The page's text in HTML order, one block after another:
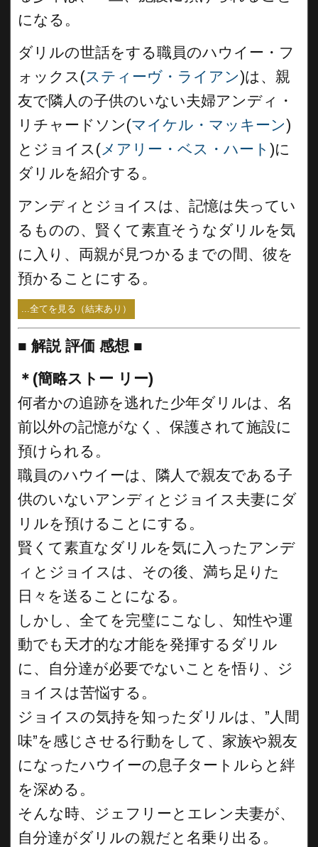
になる。
ダリルの世話をする職員のハウイー・フ
ォックス(スティーヴ・ライアン)は、親
友で隣人の子供のいない夫婦アンディ・
リチャードソン(マイケル・マッキーン)
とジョイス( メアリー・ベス・ハート )に
ダリルを紹介する。
アンディとジョイスは、記憶は失ってい
るものの、賢くて素直そうなダリルを気
に入り、両親が見つかるまでの間、彼を
預かることにする。
...全てを見る（結末あり）
■ 解説 評価 感想 ■
＊(簡略ストー リー)
何者かの追跡を逃れた少年ダリルは、名
前以外の記憶がなく、保護されて施設に
預けられる。
職員のハウイーは、隣人で親友である子
供のいないアンディとジョイス夫妻にダ
リルを預けることにする。
賢くて素直なダリルを気に入ったアンデ
ィとジョイスは、その後、満ち足りた
日々を送ることになる。
しかし、全てを完璧にこなし、知性や運
動でも天才的な才能を発揮するダリル
に、自分達が必要でないことを悟り、ジ
ョイスは苦悩する。
ジョイスの気持を知ったダリルは、”人間
味”を感じさせる行動をして、家族や親友
になったハウイーの息子タートルらと絆
を深める。
そんな時、ジェフリーとエレン夫妻が、
自分達がダリルの親だと名乗り出る。